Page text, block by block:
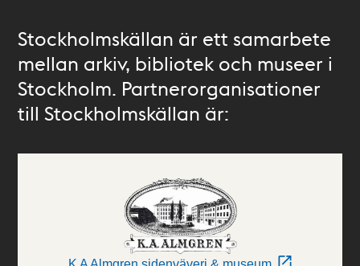
Stockholmskällan är ett samarbete
mellan arkiv, bibliotek och museer i
Stockholm. Partnerorganisationer
till Stockholmskällan är: